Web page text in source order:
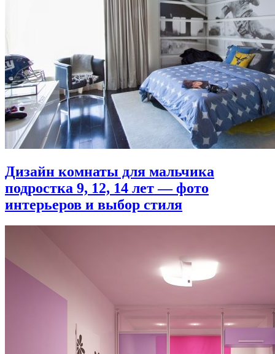
Дизайн комнаты для мальчика
подростка 9, 12, 14 лет — фото
интерьеров и выбор стиля